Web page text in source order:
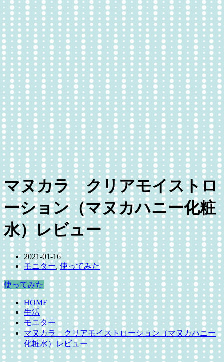
マヌカラ クリアモイストロ
ーション（マヌカハニー化粧
水）レビュー
2021-01-16
モニター,使ってみた
使ってみた
HOME
生活
モニター
マヌカラ クリアモイストローション（マヌカハニー
化粧水）レビュー